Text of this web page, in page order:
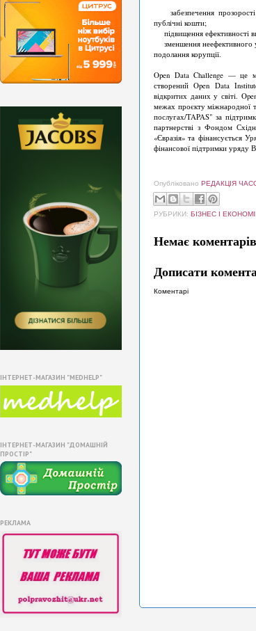
забезпечення прозорості
публічні кошти;
підвищення ефективності
зменшення неефективного
подолання корупції.
Open Data Challenge — це
створений Open Data
відкритих даних у світі.
межах проєкту міжнародної
послугах/TAPAS" за
партнерстві з Фондом
«Євразія» та
фінансової підтримки уряду
Опубліковано РЕДАКЦІЯ
РУБРИКИ: БІЗНЕС І
Немає
Дописати
Коментарі
ІНТЕРНЕТ-МАГАЗИН "MEDHELP"
ІНТЕРНЕТ-МАГАЗИН "ДОМАШНІЙ
ПРОСТІР"
РЕКЛАМА